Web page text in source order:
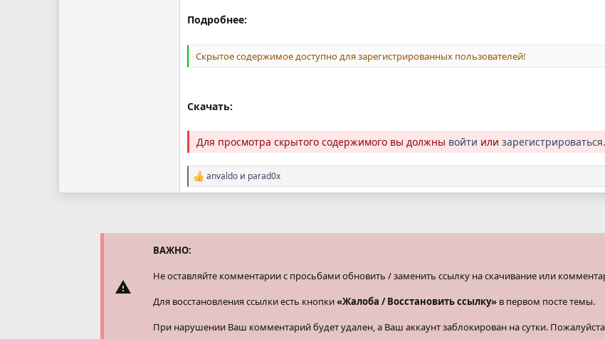
Подробнее:
Скрытое содержимое доступно для зарегистрированных пользователей!
Скачать:
Для просмотра скрытого содержимого вы должны войти или зарегистрироваться.
Р
е
и
anvaldo и parad0x
ВАЖНО:
Не оставляйте комментарии с просьбами обновить / заменить ссылку на скачивание или
Для восстановления ссылки есть кнопки«Жалоба / Восстановить ссылку» в первом посте темы.
При нарушении Ваш комментарий будет удален, а Ваш аккаунт заблокирован на сутки.